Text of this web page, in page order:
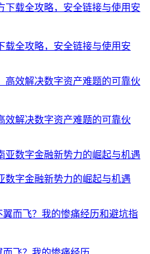
载全攻略，安全链接与使用安
效解决数字资产难题的可靠伙
数字金融新势力的崛起与机遇